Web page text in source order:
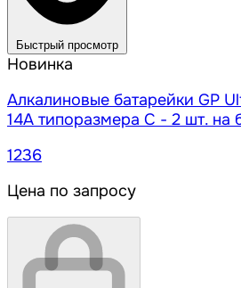
Быстрый просмотр
Новинка
Алкалиновые батарейки GP
14А типоразмера C - 2 шт. на
1236
Цена по запросу